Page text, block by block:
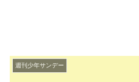
週刊少年サンデー